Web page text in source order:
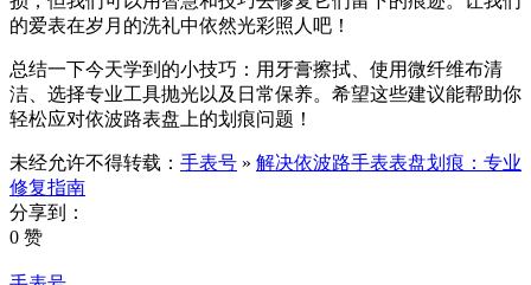
的爱表在岁月的洗礼中依然光彩照人吧！
总结一下今天学到的小技巧：用牙膏擦拭、使用微纤维布清
洁、选择专业工具抛光以及日常保养。希望这些建议能帮助你
轻松应对依波路表盘上的划痕问题！
未经允许不得转载： 手表号 » 解决依波路手表表盘划痕：专业
修复指南
分享到：
0 赞